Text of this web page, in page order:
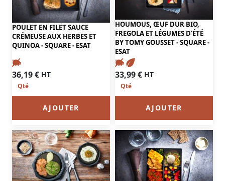
POULET EN FILET SAUCE
CRÉMEUSE AUX HERBES ET
QUINOA - SQUARE - ESAT
36,19€ HT
AJOUTER
HOUMOUS, ŒUF DUR BIO,
FREGOLA ET LÉGUMES D'ÉTÉ
BY TOMY GOUSSET - SQUARE -
ESAT
33,99€ HT
AJOUTER